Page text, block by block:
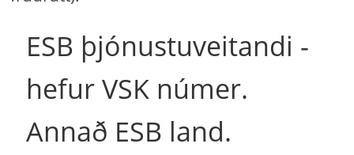
ESB þjónustuveitandi -
hefur VSK númer.
Annað ESB land.